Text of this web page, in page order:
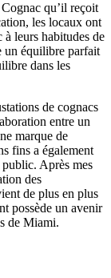
qu’il reçoit
les locaux ont
à leurs habitudes de
un équilibre parfait
dans les
de cognacs
entre un
marque de
fins a également
Après mes
des
de plus en plus
possède un avenir
de Miami.